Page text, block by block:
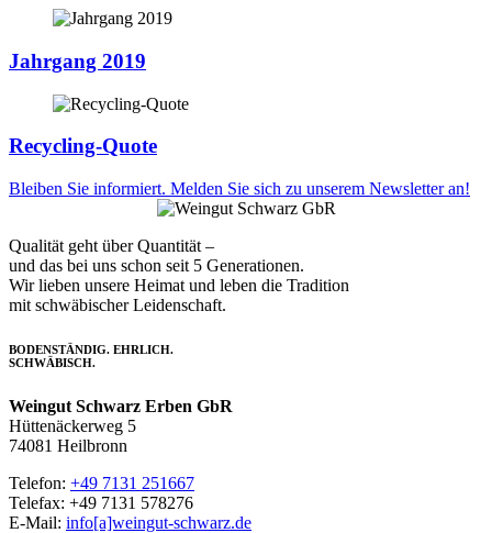
Jahrgang 2019
Recycling-Quote
Bleiben Sie informiert. Melden Sie sich zu unserem Newsletter an!
Qualität geht über Quantität –
und das bei uns schon seit 5 Generationen.
Wir lieben unsere Heimat und leben die Tradition
mit schwäbischer Leidenschaft.
BODENSTÄNDIG. EHRLICH.
SCHWÄBISCH.
Weingut Schwarz Erben GbR
Hüttenäckerweg 5
74081 Heilbronn
Telefon: +49 7131 251667
Telefax: +49 7131 578276
E-Mail: info[a]weingut-schwarz.de